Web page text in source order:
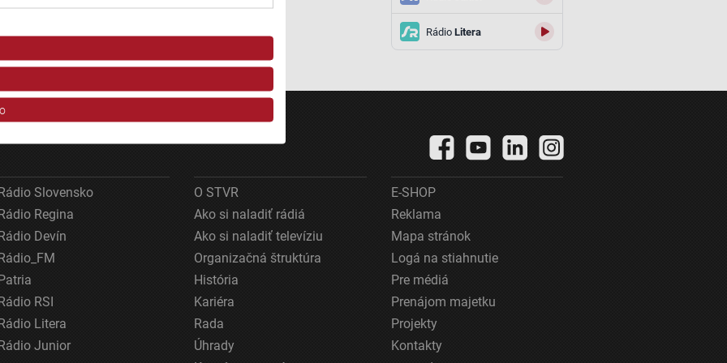
z rôznych zdrojov
RádioLitera
Slovensko
Regina
Devín
RSI
Litera
Junior
O STVR
Ako si naladiť rádiá
Ako si naladiť televíziu
Organizačná štruktúra
História
Kariéra
Rada
Úhrady
E-SHOP
Reklama
Mapa stránok
Logá na stiahnutie
Pre médiá
Prenájom majetku
Projekty
Kontakty